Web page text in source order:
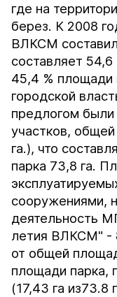
где на
берез. К 2008
ВЛКСМ
составляет
45,4 % площади
городской
предлогом
участков,
га.), что
парка 73,8 га.
сооружениями,
деятельность
летия ВЛКСМ" -
от общей
площади парка,
(17,43 га из73.8